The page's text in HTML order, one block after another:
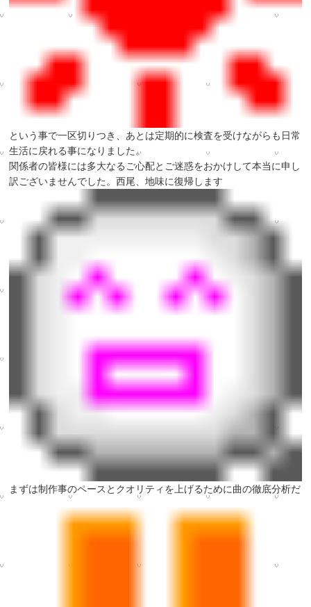
という事で一区切りつき、あとは定期的に検査を受けながらも日常
生活に戻れる事になりました。
関係者の皆様には多大なるご心配とご迷惑をおかけして本当に申し
訳ございませんでした。西尾、地味に復帰します
まずは制作事のペースとクオリティを上げるために曲の徹底分析だ